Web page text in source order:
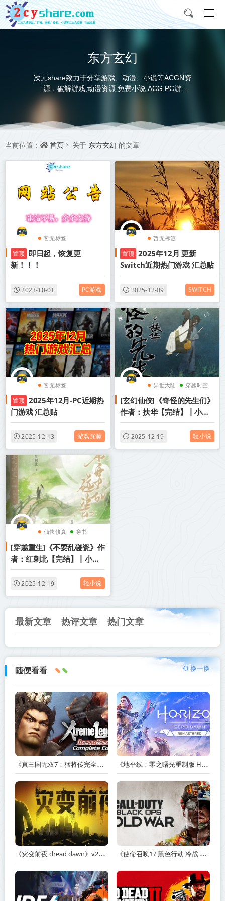
东方玄幻
次元share致力于分享游戏、动漫、小说等ACGN资
源，破解游戏,动漫资源,免费小说,ACG,PC游
戏,switch游戏,金手指，动画电影,动画片,全本小说,
并提供网盘下载
当前位置： 首页 关于 东方玄幻 的文章
暂无标签
置顶 即日起，恢复更
新！！！
2023-10-01 PC游戏
暂无标签
置顶 2025年12月 更新
Switch近期热门游戏 汇总贴
2025-12-09 SWITCH
暂无标签
置顶 2025年12月-PC近期热
门游戏 汇总贴
2025-12-13 游戏资源
异世大陆 穿越时空
甜文
[玄幻仙侠]《奇怪的先生们》
作者：扶华【完结】丨小说
资源百度网盘免费txt下载
2025-12-19 轻小说
仙侠修真 穿书
爽文
[穿越重生]《不要乱碰瓷》作
者：红刺北【完结】丨小说
资源百度网盘免费txt下载
2025-12-19 轻小说
最新文章 热评文章 热门文章
随便看看 换一换
《真三国无双7：猛将传完全版 DYNASTY WARRIORS 7: Xtreme Legends Complete Edition》Build.3602035-免安装中文版【PC/手机双端】丨中文版 《地平线：零之曙光重制版 Horizon Zero Dawn Remastered》v1.5.89.0-送修改器丨中文版网盘下载
《灾变前夜 dread dawn》v20260530-免安装中文版丨中文版网盘下载 《使命召唤17 黑色行动 冷战 Call of Duty: Black Ops Cold War》v1.34.1.15931218-全DLC+送修改器丨中文版网盘下载